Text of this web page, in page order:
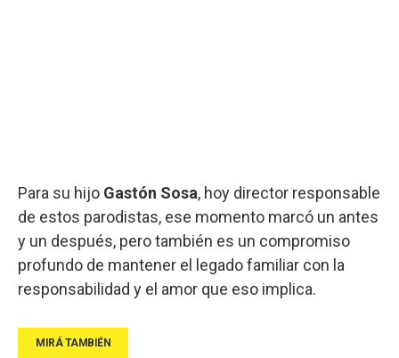
Para su hijo Gastón Sosa, hoy director responsable
de estos parodistas, ese momento marcó un antes
y un después, pero también es un compromiso
profundo de mantener el legado familiar con la
responsabilidad y el amor que eso implica.